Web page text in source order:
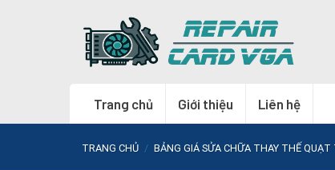
Trang chủ Giới thiệu Liên hệ
TRANG CHỦ / BẢNG GIÁ SỬA CHỮA THAY THẾ